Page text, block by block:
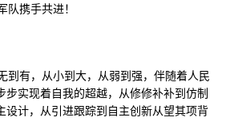
携手共进！
到有，从小到大，从弱到强，伴随着人民
步实现着自我的超越，从修修补补到仿制
设计，从引进跟踪到自主创新从望其项背